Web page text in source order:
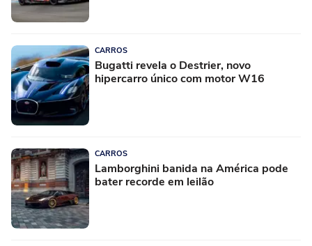
CARROS
Bugatti revela o Destrier, novo
hipercarro único com motor W16
CARROS
Lamborghini banida na América pode
bater recorde em leilão